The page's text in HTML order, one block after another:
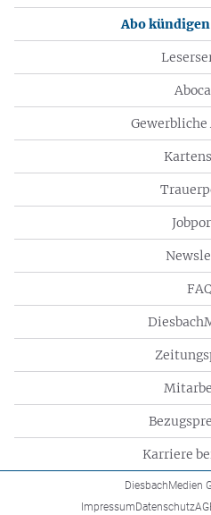
Abo
Gewerbliche
Karriere
DiesbachMedien
ImpressumDatenschutz